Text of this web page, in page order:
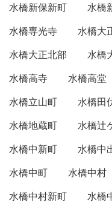
水橋新保新町
水橋
水橋専光寺
水橋大
水橋大正北部
水橋
水橋高寺
水橋高堂
水橋立山町
水橋田
水橋地蔵町
水橋辻
水橋中新町
水橋中
水橋中町
水橋中村
水橋中村新町
水橋